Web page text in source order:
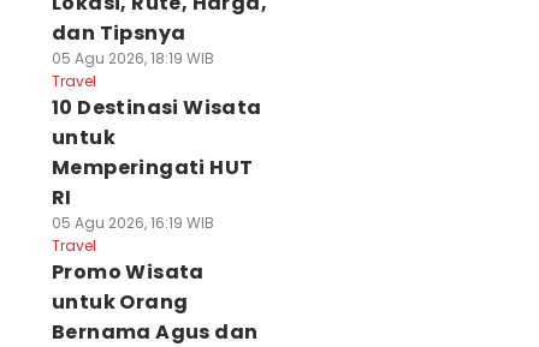
dan Tipsnya
05 Agu 2026, 18:19 WIB
Travel
10 Destinasi Wisata
untuk
Memperingati HUT
RI
05 Agu 2026, 16:19 WIB
Travel
Promo Wisata
untuk Orang
Bernama Agus dan